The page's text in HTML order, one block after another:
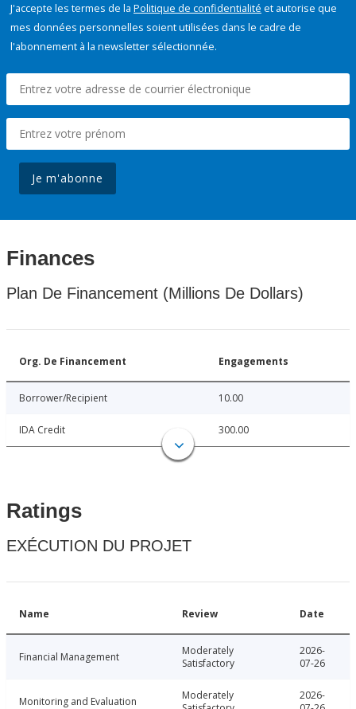
J'accepte les termes de la Politique de confidentialité et autorise que
mes données personnelles soient utilisées dans le cadre de
l'abonnement à la newsletter sélectionnée.
Je m'abonne
Finances
Plan De Financement (Millions De Dollars)
Org. De Financement Engagements
Borrower/Recipient 10.00
IDA Credit 300.00
Ratings
EXÉCUTION DU PROJET
Name Review Date
Financial Management
Moderately
Satisfactory
2026-
07-26
Monitoring and Evaluation
Moderately
2026-